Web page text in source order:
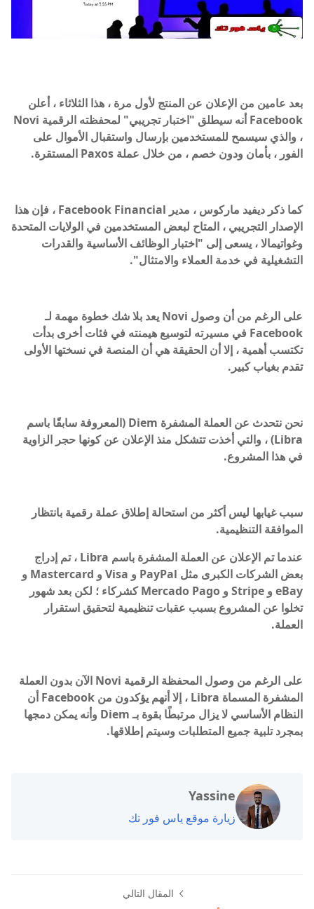
بعد عامين من الإعلان عن المنتج لأول مرة ، هذا الثلاثاء ، أعلن
Facebook أنه سيطلق "اختبار تجريبي" لمحفظته الرقمية Novi
، والذي سيسمح للمستخدمين بإرسال واستقبال الأموال على
الفور ، بأمان ودون خصم ، من خلال عملة Paxos المستقرة.
كما ذكر ديفيد ماركوس ، مدير Facebook Financial ، فإن هذا
الإصدار التجريبي ، المتاح لبعض المستخدمين في الولايات المتحدة
وغواتيمالا ، يسعى إلى "اختبار الوظائف الأساسية والقدرات
التشغيلية في خدمة العملاء والامتثال".
على الرغم من أن وصول Novi يعد بلا شك خطوة مهمة لـ
Facebook في مسيرته لتوسيع هيمنته في فئات أخرى بدأت
تكتسب أهمية ، إلا أن الحقيقة هي أن المنصة في نسختها الأولى
تقدم بغياب كبير.
نحن نتحدث عن العملة المشفرة Diem (المعروفة سابقًا باسم
Libra) ، والتي أخذت تتشكل منذ الإعلان عن كونها حجر الزاوية
في هذا المشروع.
سبب غيابها ليس أكثر من استحالة إطلاق عملة رقمية بانتظار
الموافقة التنظيمية.
عندما تم الإعلان عن العملة المشفرة باسم Libra ، تم إدراج
بعض الشركات الكبرى مثل PayPal و Visa و Mastercard و
eBay و Stripe و Mercado Pago كشركاء ؛ لكن بعد شهور
تخلوا عن المشروع بسبب عقبات تنظيمية لتحقيق استقرار
العملة.
على الرغم من وصول المحفظة الرقمية Novi الآن بدون العملة
المشفرة المسماة Libra ، إلا أنهم يؤكدون من Facebook أن
النظام الأساسي لا يزال مرتبطًا بقوة بـ Diem وأنه يمكن دمجها
بمجرد تلبية جميع المتطلبات وسيتم إطلاقها.
Yassine
زيارة موقع ياس فور تك
المقال التالي